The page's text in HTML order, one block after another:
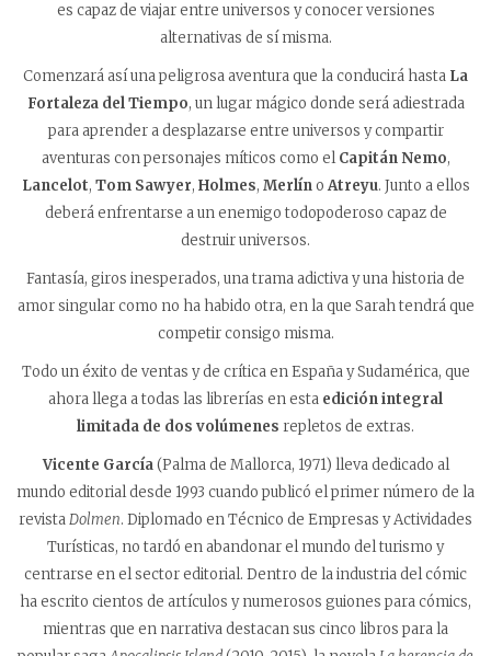
es capaz de viajar entre universos y conocer versiones
alternativas de sí misma.
Comenzará así una peligrosa aventura que la conducirá hasta La
Fortaleza del Tiempo, un lugar mágico donde será adiestrada
para aprender a desplazarse entre universos y compartir
aventuras con personajes míticos como elCapitán Nemo,
Lancelot, Tom Sawyer, Holmes, MerlínoAtreyu. Junto a ellos
deberá enfrentarse a un enemigo todopoderoso capaz de
destruir universos.
Fantasía, giros inesperados, una trama adictiva y una historia de
amor singular como no ha habido otra, en la que Sarah tendrá que
competir consigo misma.
Todo un éxito de ventas y de crítica en España y Sudamérica, que
ahora llega a todas las librerías en esta edición integral
limitada de dos volúmenes repletos de extras.
Vicente García(Palma de Mallorca, 1971) lleva dedicado al
mundo editorial desde 1993 cuando publicó el primer número de la
revistaDolmen. Diplomado en Técnico de Empresas y Actividades
Turísticas, no tardó en abandonar el mundo del turismo y
centrarse en el sector editorial. Dentro de la industria del cómic
ha escrito cientos de artículos y numerosos guiones para cómics,
mientras que en narrativa destacan sus cinco libros para la